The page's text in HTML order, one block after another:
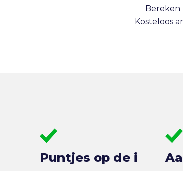
Bereken
Kosteloos
Puntjes op de i